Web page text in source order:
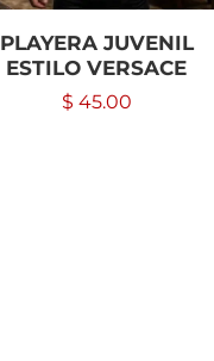
PLAYERA JUVENIL
ESTILO VERSACE
$ 45.00